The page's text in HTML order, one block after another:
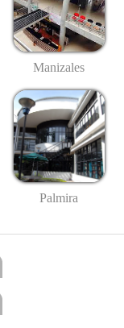
Manizales
Palmira